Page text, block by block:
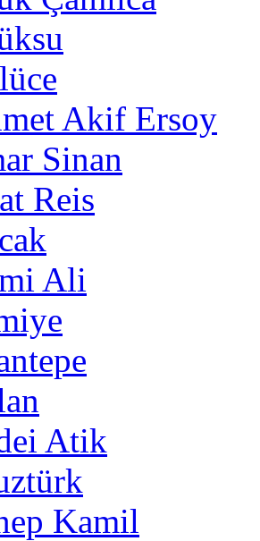
Akif Ersoy
Sinan
Reis
Ali
Atik
Kamil